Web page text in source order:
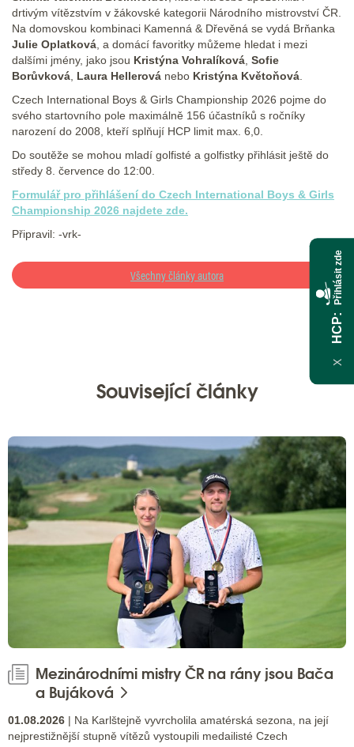
drtivým vítězstvím v žákovské kategorii Národního mistrovství ČR.
Na domovskou kombinaci Kamenná & Dřevěná se vydá Brňanka
Julie Oplatková, a domácí favoritky můžeme hledat i mezi
dalšími jmény, jako jsou Kristýna Vohralíková, Sofie
Borůvková, Laura Hellerová nebo Kristýna Květoňová.
Czech International Boys & Girls Championship 2026 pojme do
svého startovního pole maximálně 156 účastníků s ročníky
narození do 2008, kteří splňují HCP limit max. 6,0.
Do soutěže se mohou mladí golfisté a golfistky přihlásit ještě do
středy 8. července do 12:00.
Formulář pro přihlášení do Czech International Boys & Girls
Championship 2026 najdete zde.
Připravil: -vrk-
Všechny články autora
Související články
Mezinárodními mistry ČR na rány jsou Bača
a Bujáková
01.08.2026 | Na Karlštejně vyvrcholila amatérská sezona, na její
nejprestižnější stupně vítězů vystoupili medailisté Czech
X
HCP
Přihlásit zde